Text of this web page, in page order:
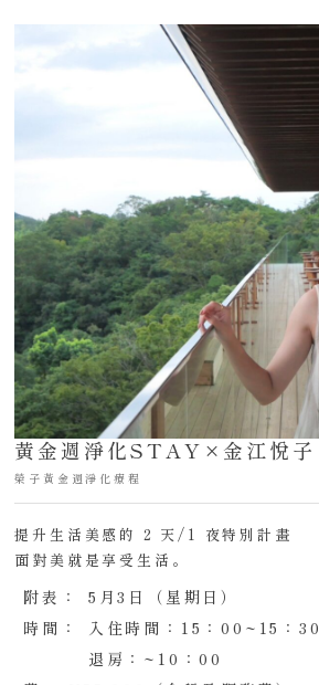
黃金週淨化STAY×金江悅子
榮子黃金週淨化療程
提升生活美感的 2 天/1 夜特別計畫
面對美就是享受生活。
附表：
5月3日（星期日）
時間：
入住時間：15：00~15：30
退房：~10：00